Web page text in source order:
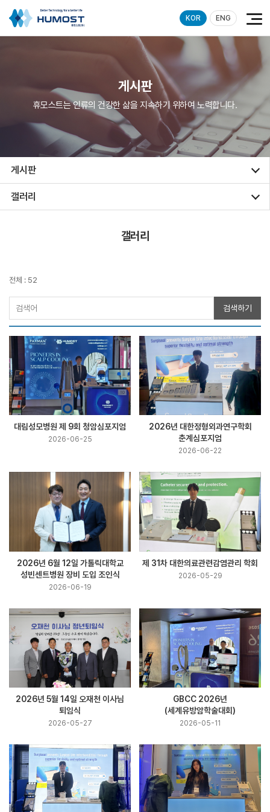
KOR ENG
게시판
휴모스트는 인류의 건강한 삶을 지속하기 위하여 노력합니다.
게시판
갤러리
갤러리
전체 : 52
검색하기
대림성모병원 제 9회 청암심포지엄
2026-06-25
2026년 대한정형외과연구학회
춘계심포지엄
2026-06-22
2026년 6월 12일 가톨릭대학교
성빈센트병원 장비 도입 조인식
2026-06-19
제 31차 대한의료관련감염관리 학회
2026-05-29
2026년 5월 14일 오재천 이사님
퇴임식
2026-05-27
GBCC 2026년
(세계유방암학술대회)
2026-05-11